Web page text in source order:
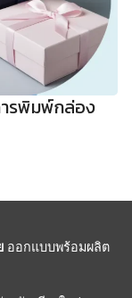
รพิมพ์กล่อง
ออกแบบพร้อมผลิต